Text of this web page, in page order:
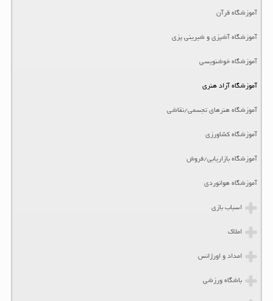
آموزشگاه قرآن
آموزشگاه آشپزی و شیرینی پزی
آموزشگاه خوشنویسی
آموزشگاه آزاد هنری
آموزشگاه هنرهای تجسمی/نقاشی
آموزشگاه کشاورزی
آموزشگاه بازاریابی/فروش
آموزشگاه هوانوردی
اسباب بازی
املاک
امداد و اورژانس
باشگاه ورزشی